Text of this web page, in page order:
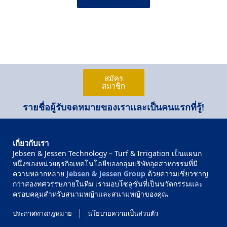
สมัคร
สมาชิก
รายชื่อผู้รับจดหมายของเราและเป็นคนแรกที่รู้!
เกี่ยวกับเรา
Jebsen & Jessen Technology – Turf & Irrigation เป็นแผนก
หนึ่งของหน่วยธุรกิจเทคโนโลยีของกลุ่มบริษัทอุตสาหกรรมที่มี
ความหลากหลาย Jebsen & Jessen Group ด้วยความเชี่ยวชาญ
กว่าสองทศวรรษภายในทีม เรามอบโซลูชั่นที่เป็นนวัตกรรมและ
ครอบคลุมสำหรับสนามหญ้าและสนามหญ้าของคุณ
ประกาศทางกฎหมาย นโยบายความเป็นส่วนตัว